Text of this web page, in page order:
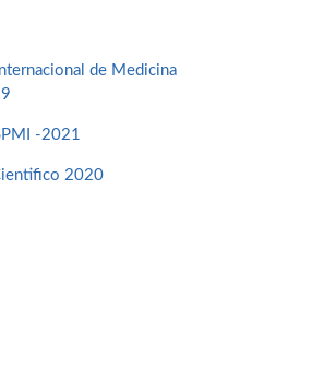
de Medicina
-2021
2020